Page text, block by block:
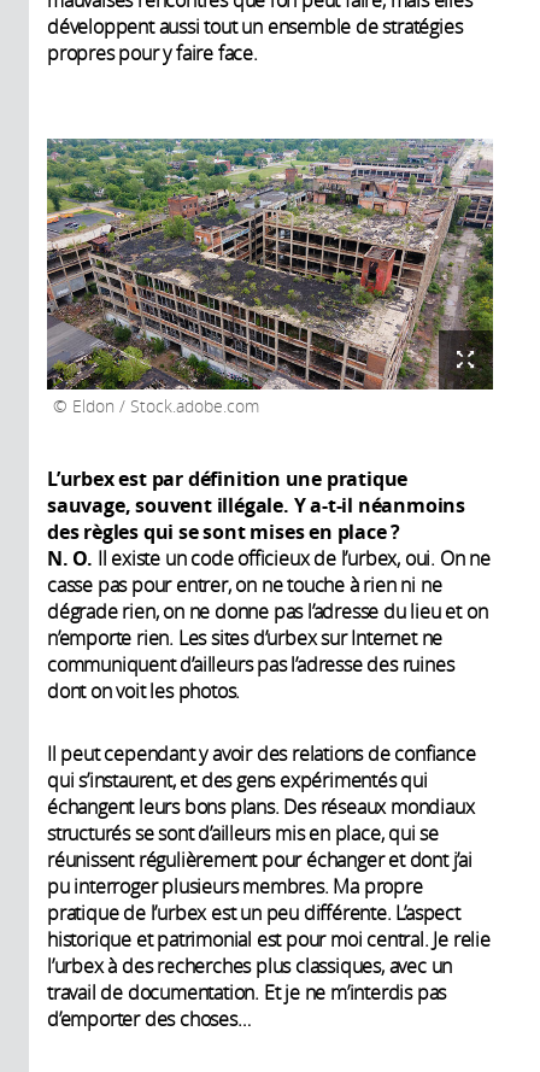
développent aussi tout un ensemble de stratégies
propres pour y faire face.
Eldon / Stock.adobe.com
L’urbex est par définition une pratique
sauvage, souvent illégale. Y a-t-il néanmoins
des règles qui se sont mises en place ?
N. O. Il existe un code officieux de l’urbex, oui. On ne
casse pas pour entrer, on ne touche à rien ni ne
dégrade rien, on ne donne pas l’adresse du lieu et on
n’emporte rien. Les sites d’urbex sur Internet ne
communiquent d’ailleurs pas l’adresse des ruines
dont on voit les photos.
Il peut cependant y avoir des relations de confiance
qui s’instaurent, et des gens expérimentés qui
échangent leurs bons plans. Des réseaux mondiaux
structurés se sont d’ailleurs mis en place, qui se
réunissent régulièrement pour échanger et dont j’ai
pu interroger plusieurs membres. Ma propre
pratique de l’urbex est un peu différente. L’aspect
historique et patrimonial est pour moi central. Je relie
l’urbex à des recherches plus classiques, avec un
travail de documentation. Et je ne m’interdis pas
d’emporter des choses…